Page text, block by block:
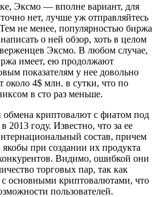
Эксмо — вполне вариант, для
нет, лучше уж отправляйтесь
не менее, популярностью биржа
о ней обзор, хоть в целом
Эксмо. В любом случае,
имеет, ею продолжают
показателям у нее довольно
около 4$ млн. в сутки, что по
в сто раз меньше.
криптовалют с фиатом под
2013 году. Известно, что за ее
состав, причем
якобы при создании их продукта
Видимо, ошибкой они
торговых пар, так как
основными криптовалютами, что
пользователей.